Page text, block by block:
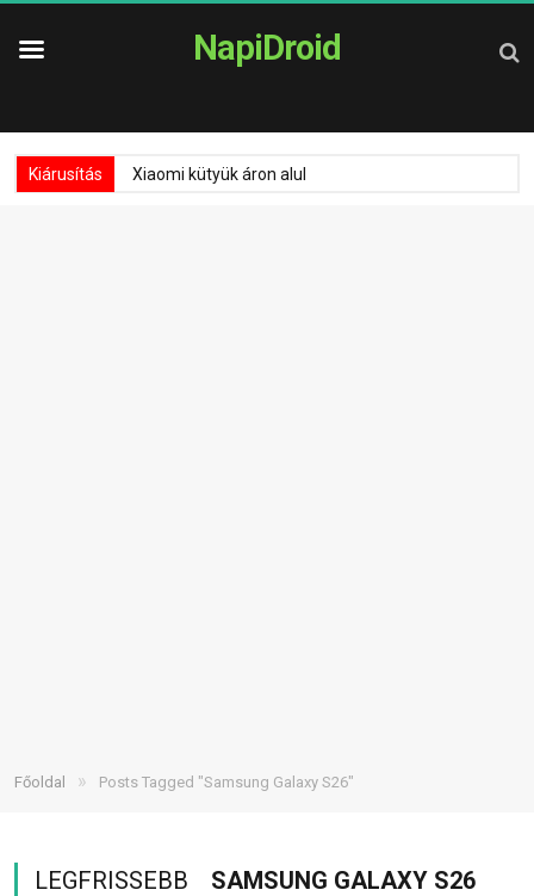
NapiDroid
Kiárusítás Xiaomi kütyük áron alul
Főoldal » Posts Tagged "Samsung Galaxy S26"
LEGFRISSEBB
SAMSUNG GALAXY S26